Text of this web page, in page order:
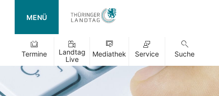
MENÜ
Termine
Landtag
Live
Mediathek Service Suche